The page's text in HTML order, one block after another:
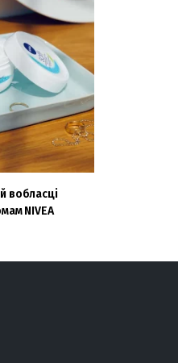
вобласці
NIVEA